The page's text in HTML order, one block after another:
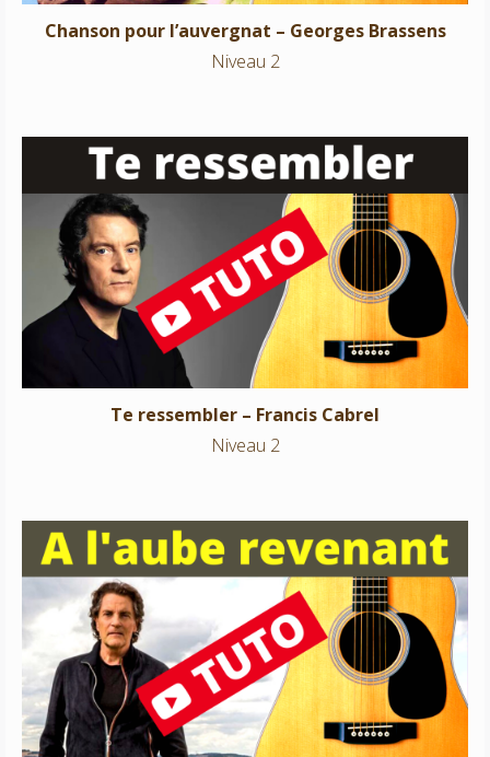
Chanson pour l’auvergnat – Georges Brassens
Niveau 2
Te ressembler – Francis Cabrel
Niveau 2
Te ressembler – Francis Cabrel
Niveau 2
A l’aube revenant – Francis Cabrel
Niveau 2